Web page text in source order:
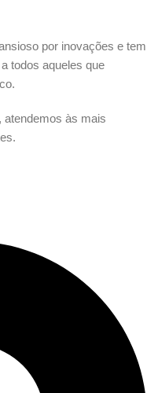
por inovações e tem
todos aqueles que
atendemos às mais